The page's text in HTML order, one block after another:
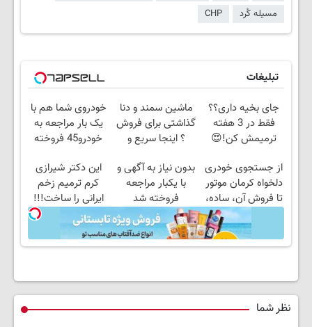
مسیله کُرد
CHP
تبلیغات
جای بخیه داری؟؟
فقط در 3 هفته
ترمیمش کن!😍
ماشین سمند و دنا
گذاشتی برای فروش
؟ اینجا سریع و
خودروی شما هم با
یک بار مراجعه به
خودرو45 فروخته
از جستجوی خودری
دلخواه کرمان موتور
تا فروش آن، ساده،
بی واسطه و
مستقیم
بدون نیاز به آگهی و
با یکبار مراجعه
فروخته شد
این دکتر شیرازی
کرم ترمیم زخم
ایرانی را ساخت!!!
نظر شما